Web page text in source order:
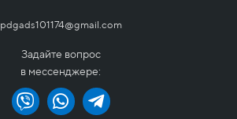
pdgads101174@gmail.com
Задайте вопрос
в мессенджере: